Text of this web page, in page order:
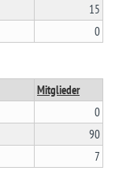
15
0
Mitglieder
0
90
7